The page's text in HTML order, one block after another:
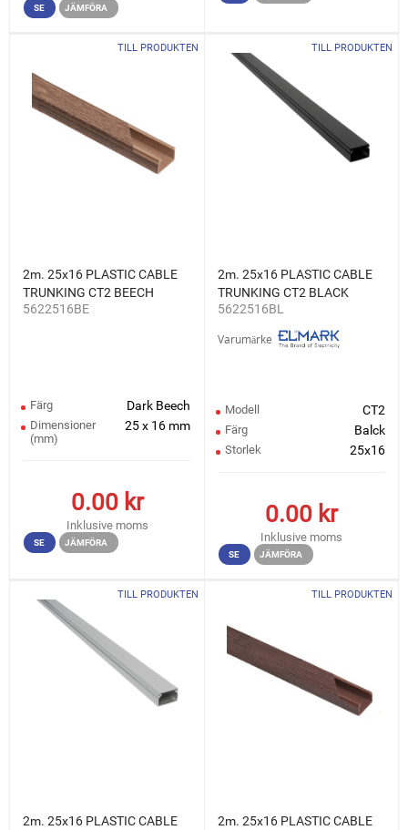
SE JÄMFÖRA
TILL PRODUKTEN
2m. 25x16 PLASTIC CABLE
TRUNKING CT2 BEECH
5622516BE
Färg Dark Beech
Dimensioner
(mm)
25 x 16 mm
0.00kr
Inklusive moms
SE JÄMFÖRA
TILL PRODUKTEN
2m. 25x16 PLASTIC CABLE
TRUNKING CT2 BLACK
5622516BL
Varumärke
Modell CT2
Färg Balck
Storlek 25x16
0.00 kr
Inklusive moms
SE JÄMFÖRA
TILL PRODUKTEN
2m. 25x16 PLASTIC CABLE
TILL PRODUKTEN
2m. 25x16 PLASTIC CABLE